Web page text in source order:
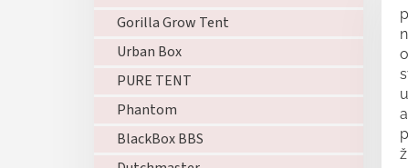
Gorilla Grow Tent
Urban Box
PURE TENT
Phantom
BlackBox BBS